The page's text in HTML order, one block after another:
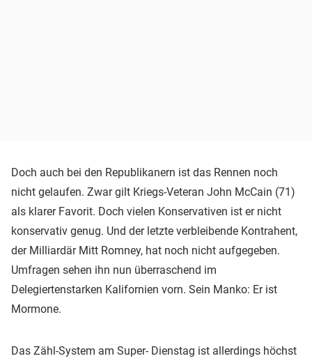
Doch auch bei den Republikanern ist das Rennen noch
nicht gelaufen. Zwar gilt Kriegs-Veteran John McCain (71)
als klarer Favorit. Doch vielen Konservativen ist er nicht
konservativ genug. Und der letzte verbleibende Kontrahent,
der Milliardär Mitt Romney, hat noch nicht aufgegeben.
Umfragen sehen ihn nun überraschend im
Delegiertenstarken Kalifornien vorn. Sein Manko: Er ist
Mormone.
Das Zähl-System am Super- Dienstag ist allerdings höchst